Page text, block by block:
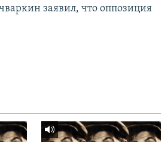
заявил, что оппозиция